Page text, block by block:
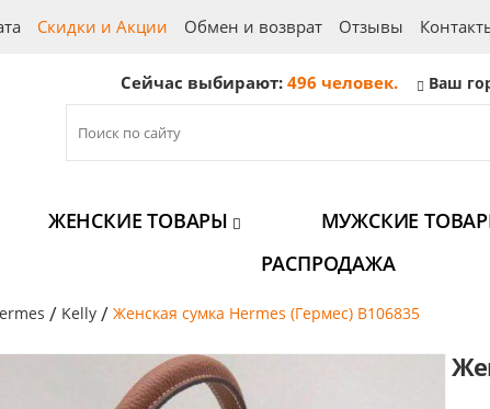
Скидки и Акции Обмен и возврат Отзывы
Сейчас выбирают:496 человек. Ваш
ЖЕНСКИЕ ТОВАРЫ МУЖСКИЕ
РАСПРОДАЖА
/ Kelly / Женская сумка Hermes (Гермес) B106835